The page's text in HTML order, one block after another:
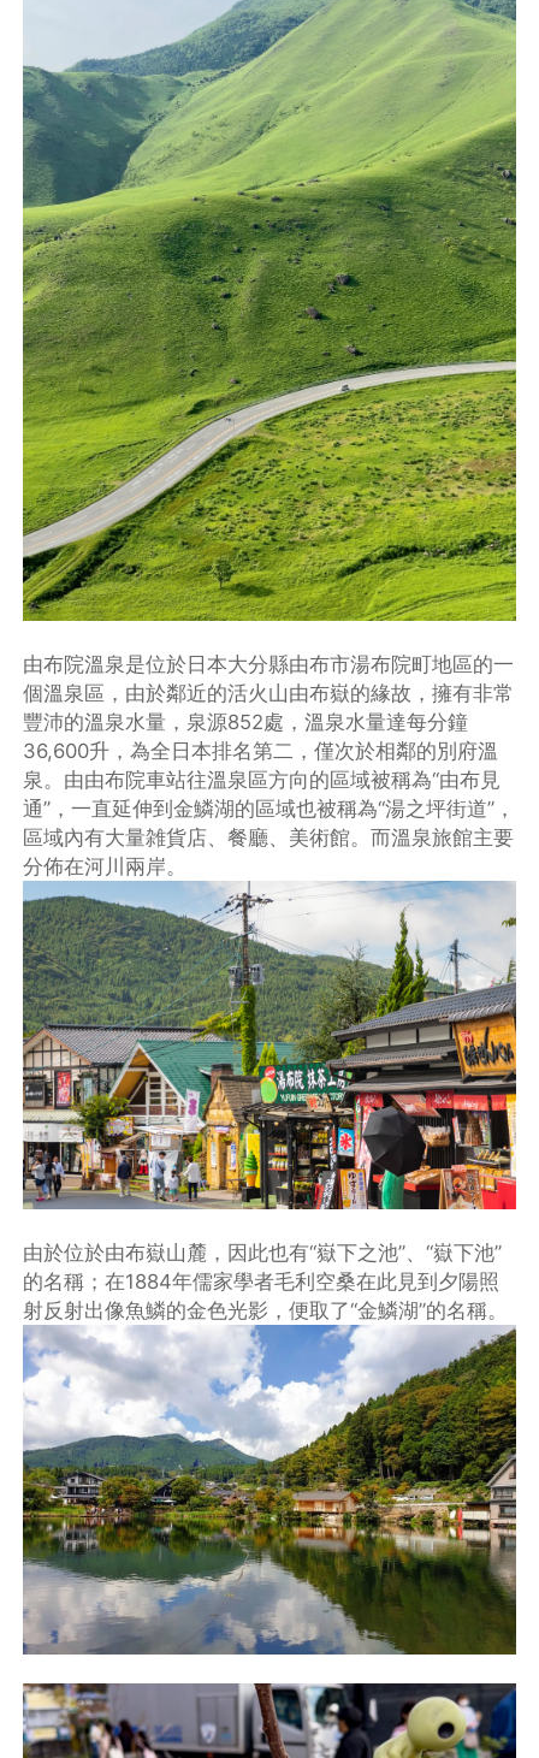
由布院溫泉是位於日本大分縣由布市湯布院町地區的一
個溫泉區，由於鄰近的活火山由布嶽的緣故，擁有非常
豐沛的溫泉水量，泉源852處，溫泉水量達每分鐘
36,600升，為全日本排名第二，僅次於相鄰的別府溫
泉。由由布院車站往溫泉區方向的區域被稱為“由布見
通”，一直延伸到金鱗湖的區域也被稱為“湯之坪街道”，
區域內有大量雑貨店、餐廳、美術館。而溫泉旅館主要
分佈在河川兩岸。
由於位於由布嶽山麓，因此也有“嶽下之池”、“嶽下池”
的名稱；在1884年儒家學者毛利空桑在此見到夕陽照
射反射出像魚鱗的金色光影，便取了“金鱗湖”的名稱。